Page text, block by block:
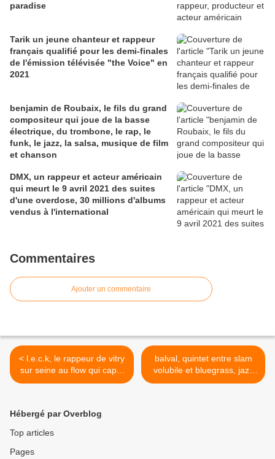
paradise
Tarik un jeune chanteur et rappeur
français qualifié pour les demi-finales
de l'émission télévisée "the Voice" en
2021
benjamin de Roubaix, le fils du grand
compositeur qui joue de la basse
électrique, du trombone, le rap, le
funk, le jazz, la salsa, musique de film
et chanson
DMX, un rappeur et acteur américain
qui meurt le 9 avril 2021 des suites
d'une overdose, 30 millions d'albums
vendus à l'international
Commentaires
Ajouter un commentaire
< l.e.c.k, le rappeur de vitry
sur seine au flow qui capte
l'attention
balval, quintet entre slam
volubile et bluegrass, jazz
manouche >
Hébergé par Overblog
Top articles
Pages